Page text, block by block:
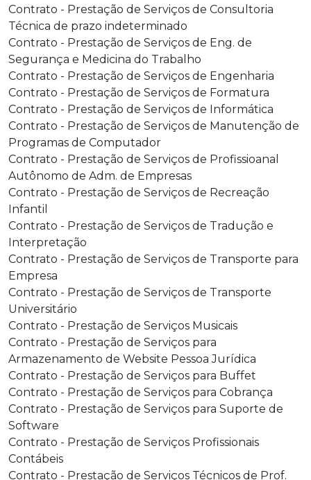
Contrato - Prestação de Serviços de Consultoria
Técnica de prazo indeterminado
Contrato - Prestação de Serviços de Eng. de
Segurança e Medicina do Trabalho
Contrato - Prestação de Serviços de Engenharia
Contrato - Prestação de Serviços de Formatura
Contrato - Prestação de Serviços de Informática
Contrato - Prestação de Serviços de Manutenção de
Programas de Computador
Contrato - Prestação de Serviços de Profissioanal
Autônomo de Adm. de Empresas
Contrato - Prestação de Serviços de Recreação
Infantil
Contrato - Prestação de Serviços de Tradução e
Interpretação
Contrato - Prestação de Serviços de Transporte para
Empresa
Contrato - Prestação de Serviços de Transporte
Universitário
Contrato - Prestação de Serviços Musicais
Contrato - Prestação de Serviços para
Armazenamento de Website Pessoa Jurídica
Contrato - Prestação de Serviços para Buffet
Contrato - Prestação de Serviços para Cobrança
Contrato - Prestação de Serviços para Suporte de
Software
Contrato - Prestação de Serviços Profissionais
Contábeis
Contrato - Prestação de Serviços Técnicos de Prof.